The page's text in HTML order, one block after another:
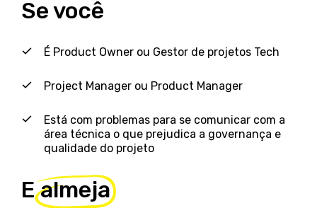
Se você
É Product Owner ou Gestor de projetos Tech
Project Manager ou Product Manager
Está com problemas para se comunicar com a
área técnica o que prejudica a governança e
qualidade do projeto
Ealmeja